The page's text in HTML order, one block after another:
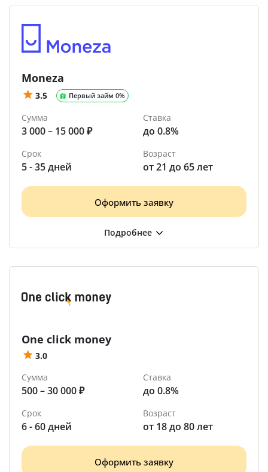
Moneza
3.5 Первый займ 0%
Сумма
3 000 – 15 000 ₽
Ставка
до 0.8%
Срок
5 - 35 дней
Возраст
от 21 до 65 лет
Оформить заявку
One click money
3.0
Сумма
500 – 30 000 ₽
Ставка
до 0.8%
Срок
6 - 60 дней
Возраст
от 18 до 80 лет
Оформить заявку